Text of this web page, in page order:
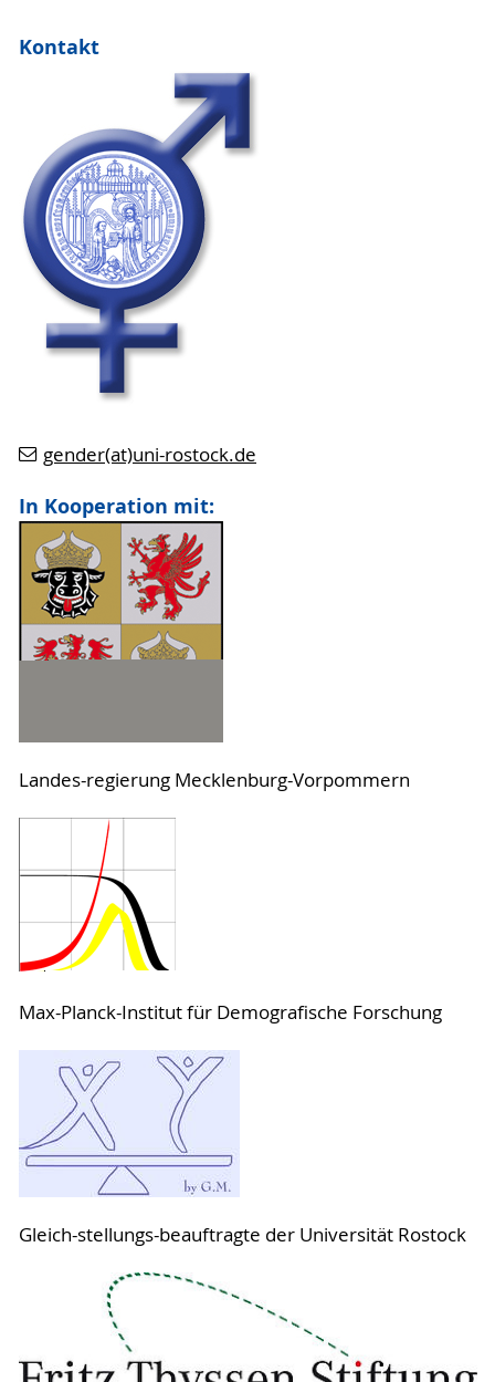
Kontakt
gender(at)uni-rostock.de
In Kooperation mit:
Landes-regierung Mecklenburg-Vorpommern
Max-Planck-Institut für Demografische Forschung
Gleich-stellungs-beauftragte der Universität Rostock